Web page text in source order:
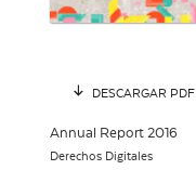
DESCARGAR PDF
Annual Report 2016
Derechos Digitales